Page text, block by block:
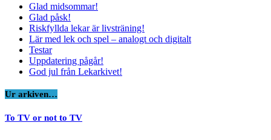
Glad midsommar!
Glad påsk!
Riskfyllda lekar är livsträning!
Lär med lek och spel – analogt och digitalt
Testar
Uppdatering pågår!
God jul från Lekarkivet!
Ur arkiven…
To TV or not to TV